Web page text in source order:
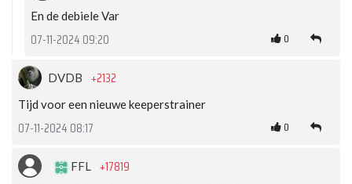
En de debiele Var
07-11-2024 09:20 0
DVDB +2132
Tijd voor een nieuwe keeperstrainer
07-11-2024 08:17 0
FFL +17819